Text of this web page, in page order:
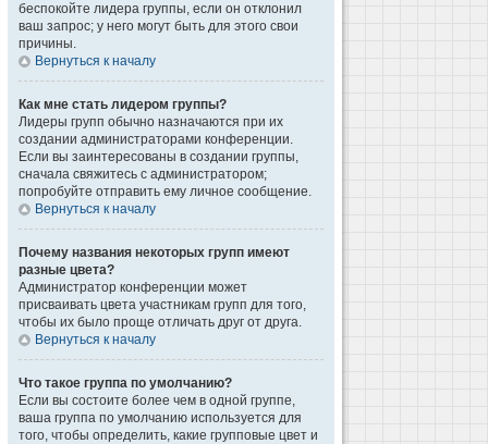
беспокойте лидера группы, если он отклонил
ваш запрос; у него могут быть для этого свои
причины.
Вернуться к началу
Как мне стать лидером группы?
Лидеры групп обычно назначаются при их
создании администраторами конференции.
Если вы заинтересованы в создании группы,
сначала свяжитесь с администратором;
попробуйте отправить ему личное сообщение.
Вернуться к началу
Почему названия некоторых групп имеют
разные цвета?
Администратор конференции может
присваивать цвета участникам групп для того,
чтобы их было проще отличать друг от друга.
Вернуться к началу
Что такое группа по умолчанию?
Если вы состоите более чем в одной группе,
ваша группа по умолчанию используется для
того, чтобы определить, какие групповые цвет и